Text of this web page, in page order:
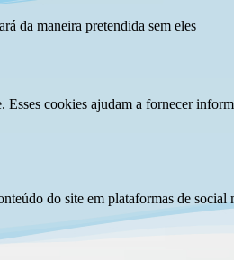
da maneira pretendida sem eles
cookies ajudam a fornecer
do site em plataformas de social